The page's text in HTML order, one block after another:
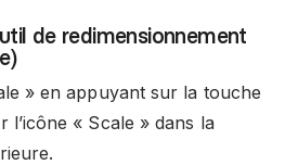
de redimensionnement
» en appuyant sur la touche
l’icône « Scale » dans la